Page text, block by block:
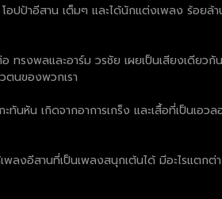
อปป้าอีสาน เต็มๆ และได้นักแต่งเพลง ร้อ
รงพลและอาร์ม วรชัย เผยเป็นเสียงเดียวกั
ตนของพวกเรา
ทันหัน เกิดจากอาการเกร็ง และเสื้อที่เป็นเ
พลงอีสานที่เป็นเพลงสนุกเต้นได้ มีอะไรแต